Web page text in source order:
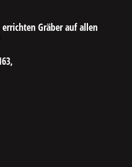
Gräber auf allen